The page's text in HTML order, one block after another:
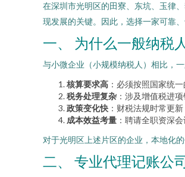
在深圳市光明区的田寮、东坑、玉律
现发展的关键。因此，选择一家可靠
一、 为什么一般纳税
与小微企业（小规模纳税人）相比，
核算要求高 ：必须按照国家统
税务处理复杂 ：涉及增值税进
政策变化快 ：财税法规时常更
成本效益考量 ：聘请全职资深
对于光明区上述片区的企业，本地化
二、 专业代理记账公